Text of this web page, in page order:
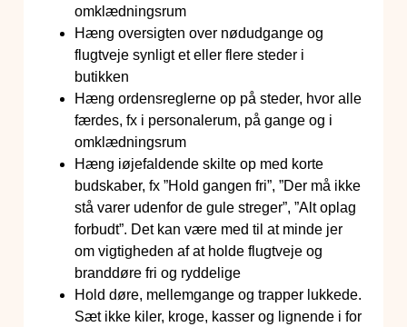
omklædningsrum
Hæng oversigten over nødudgange og
flugtveje synligt et eller flere steder i
butikken
Hæng ordensreglerne op på steder, hvor alle
færdes, fx i personalerum, på gange og i
omklædningsrum
Hæng iøjefaldende skilte op med korte
budskaber, fx ”Hold gangen fri”, ”Der må ikke
stå varer udenfor de gule streger”, ”Alt oplag
forbudt”. Det kan være med til at minde jer
om vigtigheden af at holde flugtveje og
branddøre fri og ryddelige
Hold døre, mellemgange og trapper lukkede.
Sæt ikke kiler, kroge, kasser og lignende i for